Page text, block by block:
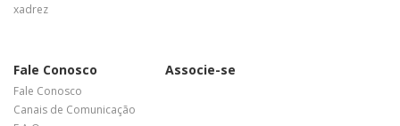
xadrez
Fale Conosco
Fale Conosco
Canais de Comunicação
Associe-se